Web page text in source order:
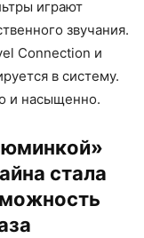
играют
звучания.
Connection и
в систему.
и насыщенно.
стала